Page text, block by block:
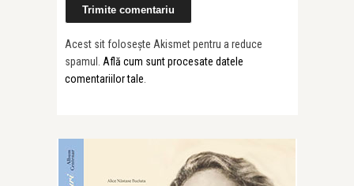
Acest sit folosește Akismet pentru a reduce
spamul. Află cum sunt procesate datele
comentariilor tale